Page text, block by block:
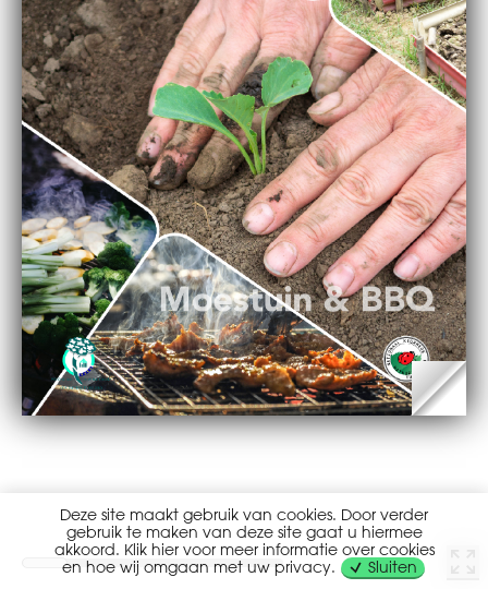
Deze site maakt gebruik van cookies. Door verder
gebruik te maken van deze site gaat u hiermee
akkoord. Klik hier voor meer informatie over cookies
en hoe wij omgaan met uw privacy.
Sluiten